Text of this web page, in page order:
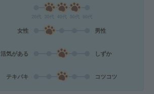
女性 男性
活気がある しずか
テキパキ コツコツ